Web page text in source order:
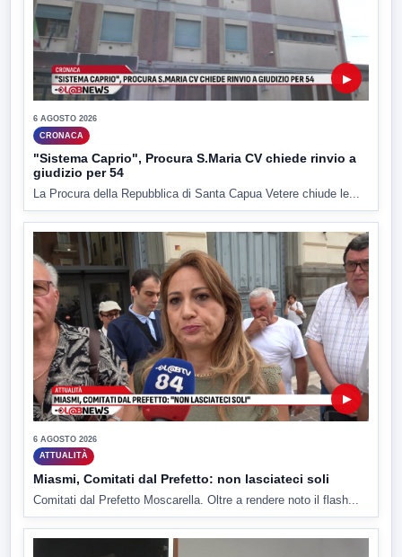
▶
6 AGOSTO 2026
CRONACA
"Sistema Caprio", Procura S.Maria CV chiede rinvio a
giudizio per 54
La Procura della Repubblica di Santa Capua Vetere chiude le...
▶
6 AGOSTO 2026
ATTUALITÀ
Miasmi, Comitati dal Prefetto: non lasciateci soli
Comitati dal Prefetto Moscarella. Oltre a rendere noto il flash...